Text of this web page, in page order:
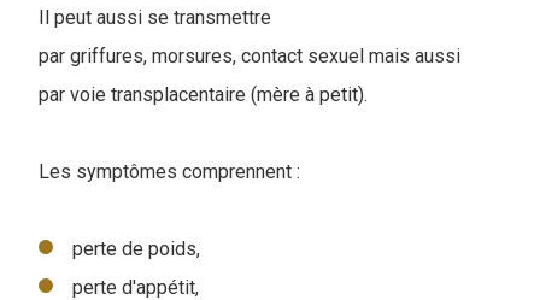
Il peut aussi se transmettre
par griffures, morsures, contact sexuel mais aussi
par voie transplacentaire (mère à petit).
Les symptômes comprennent :
perte de poids,
perte d'appétit,